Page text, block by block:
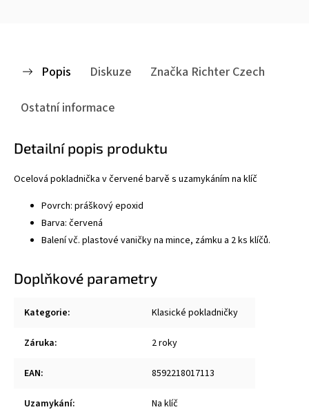
Popis Diskuze Značka Richter Czech
Ostatní informace
Detailní popis produktu
Ocelová pokladnička v červené barvě s uzamykáním na klíč
Povrch: práškový epoxid
Barva: červená
Balení vč. plastové vaničky na mince, zámku a 2 ks klíčů.
Doplňkové parametry
Kategorie: Klasické pokladničky
Záruka: 2 roky
EAN: 8592218017113
Uzamykání: Na klíč